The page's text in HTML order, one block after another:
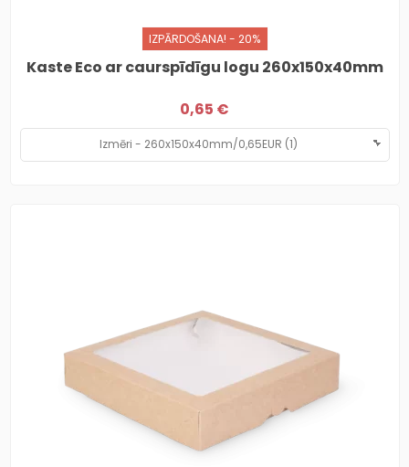
IZPĀRDOŠANA! - 20%
Kaste Eco ar caurspīdīgu logu 260x150x40mm
0,65 €